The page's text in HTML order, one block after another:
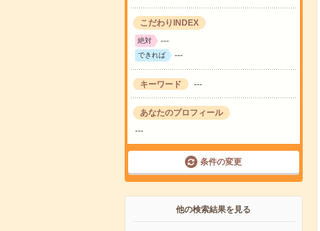
こだわりINDEX
絶対 ---
できれば ---
キーワード ---
あなたのプロフィール
---
条件の変更
他の検索結果を見る